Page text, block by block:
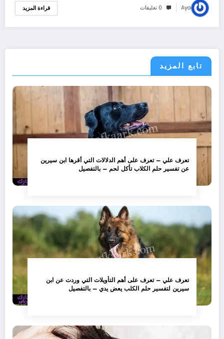
Aya 0 تعليقات قراءة المزيد
تابع المزيد
تعرف علي – تعرف على أهم الدلالات التي أقرها ابن سيرين
عن تفسير حلم الكلاب تأكل لحم – بالتفصيل
تعرف علي – تعرف على أهم التأويلات التي وردت عن ابن
سيرين لتفسير حلم الكلب يعض يدي – بالتفصيل